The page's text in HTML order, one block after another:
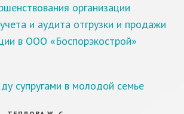
организации
и аудита отгрузки и продажи
в ООО «Боспорэкострой»
супругами в молодой семье